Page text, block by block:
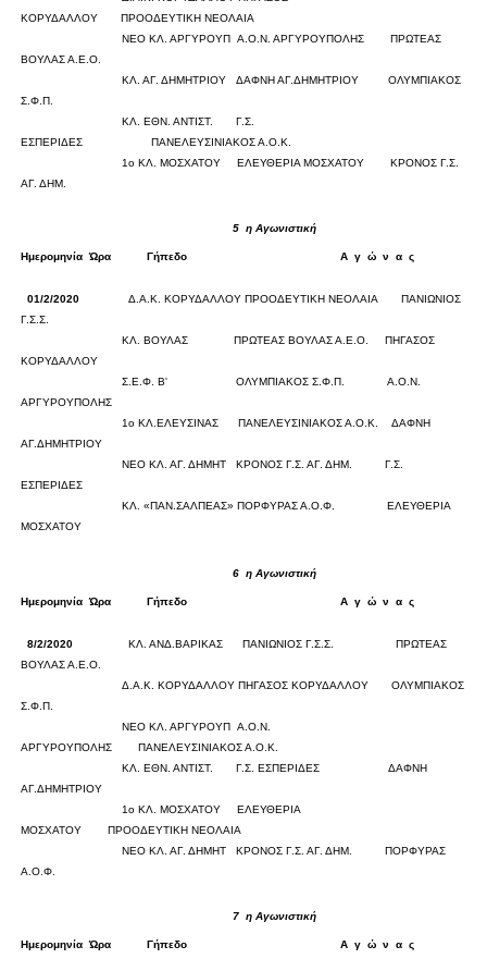
ΚΟΡΥΔΑΛΛΟΥ
ΠΡΟΟΔΕΥΤΙΚΗ ΝΕΟΛΑΙΑ
ΝΕΟ ΚΛ. ΑΡΓΥΡΟΥΠ
Α.Ο.Ν. ΑΡΓΥΡΟΥΠΟΛΗΣ
ΠΡΩΤΕΑΣ
ΒΟΥΛΑΣ Α.Ε.Ο.
ΚΛ. ΑΓ. ΔΗΜΗΤΡΙΟΥ
ΔΑΦΝΗ ΑΓ.ΔΗΜΗΤΡΙΟΥ
ΟΛΥΜΠΙΑΚΟΣ
Σ.Φ.Π.
ΚΛ. ΕΘΝ. ΑΝΤΙΣΤ.
Γ.Σ.
ΕΣΠΕΡΙΔΕΣ
ΠΑΝΕΛΕΥΣΙΝΙΑΚΟΣ Α.Ο.Κ.
1ο ΚΛ. ΜΟΣΧΑΤΟΥ
ΕΛΕΥΘΕΡΙΑ ΜΟΣΧΑΤΟΥ
ΚΡΟΝΟΣ Γ.Σ.
ΑΓ. ΔΗΜ.
5 η Αγωνιστική
Ημερομηνία Ώρα Γήπεδο Α γ ώ ν α ς
01/2/2020
Δ.Α.Κ. ΚΟΡΥΔΑΛΛΟΥ ΠΡΟΟΔΕΥΤΙΚΗ ΝΕΟΛΑΙΑ
ΠΑΝΙΩΝΙΟΣ
Γ.Σ.Σ.
ΚΛ. ΒΟΥΛΑΣ
ΠΡΩΤΕΑΣ ΒΟΥΛΑΣ Α.Ε.Ο.
ΠΗΓΑΣΟΣ
ΚΟΡΥΔΑΛΛΟΥ
Σ.Ε.Φ. Β'
ΟΛΥΜΠΙΑΚΟΣ Σ.Φ.Π.
Α.Ο.Ν.
ΑΡΓΥΡΟΥΠΟΛΗΣ
1ο ΚΛ.ΕΛΕΥΣΙΝΑΣ
ΠΑΝΕΛΕΥΣΙΝΙΑΚΟΣ Α.Ο.Κ.
ΔΑΦΝΗ
ΑΓ.ΔΗΜΗΤΡΙΟΥ
ΝΕΟ ΚΛ. ΑΓ. ΔΗΜΗΤ
ΚΡΟΝΟΣ Γ.Σ. ΑΓ. ΔΗΜ.
Γ.Σ.
ΕΣΠΕΡΙΔΕΣ
ΚΛ. «ΠΑΝ.ΣΑΛΠΕΑΣ» ΠΟΡΦΥΡΑΣ Α.Ο.Φ.
ΕΛΕΥΘΕΡΙΑ
ΜΟΣΧΑΤΟΥ
6 η Αγωνιστική
Ημερομηνία Ώρα Γήπεδο Α γ ώ ν α ς
8/2/2020
ΚΛ. ΑΝΔ.ΒΑΡΙΚΑΣ ΠΑΝΙΩΝΙΟΣ Γ.Σ.Σ.
ΠΡΩΤΕΑΣ
ΒΟΥΛΑΣ Α.Ε.Ο.
Δ.Α.Κ. ΚΟΡΥΔΑΛΛΟΥ ΠΗΓΑΣΟΣ ΚΟΡΥΔΑΛΛΟΥ
ΟΛΥΜΠΙΑΚΟΣ
Σ.Φ.Π.
ΝΕΟ ΚΛ. ΑΡΓΥΡΟΥΠ Α.Ο.Ν.
ΑΡΓΥΡΟΥΠΟΛΗΣ
ΠΑΝΕΛΕΥΣΙΝΙΑΚΟΣ Α.Ο.Κ.
ΚΛ. ΕΘΝ. ΑΝΤΙΣΤ.
Γ.Σ. ΕΣΠΕΡΙΔΕΣ
ΔΑΦΝΗ
ΑΓ.ΔΗΜΗΤΡΙΟΥ
1ο ΚΛ. ΜΟΣΧΑΤΟΥ
ΕΛΕΥΘΕΡΙΑ
ΜΟΣΧΑΤΟΥ
ΠΡΟΟΔΕΥΤΙΚΗ ΝΕΟΛΑΙΑ
ΝΕΟ ΚΛ. ΑΓ. ΔΗΜΗΤ
ΚΡΟΝΟΣ Γ.Σ. ΑΓ. ΔΗΜ.
ΠΟΡΦΥΡΑΣ
Α.Ο.Φ.
7 η Αγωνιστική
Ημερομηνία Ώρα Γήπεδο Α γ ώ ν α ς